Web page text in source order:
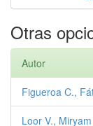
Otras
Autor
Figueroa C.,
Loor V., Miryam